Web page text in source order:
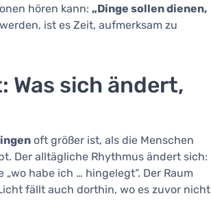
hören kann: „Dinge sollen dienen,
ist es Zeit, aufmerksam zu
Was sich ändert,
oft größer ist, als die Menschen
Der alltägliche Rhythmus ändert sich:
habe ich … hingelegt“. Der Raum
fällt auch dorthin, wo es zuvor nicht